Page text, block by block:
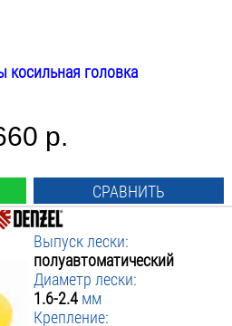
головка
р.
СРАВНИТЬ
Выпуск лески:
полуавтоматический
Диаметр лески:
1.6-2.4 мм
Крепление: